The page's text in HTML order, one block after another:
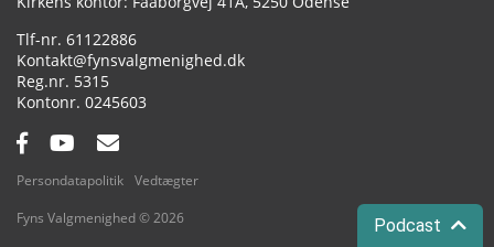
Podcast
Tlf.:
61122886
Email:
Kontakt@fynsvalgmenighed.dk
Reg.nr.:
5315
Kontonummer:
0245603
Facebook:
YouTube:
Email:
Fyns Valgmenighed © 2026
Persondatapolitik Vedtægter